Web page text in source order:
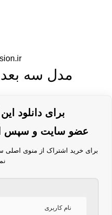
مدل سه بعدی
برای دانلود
عضو سایت و سپس
برای خرید اشتراک از منوی